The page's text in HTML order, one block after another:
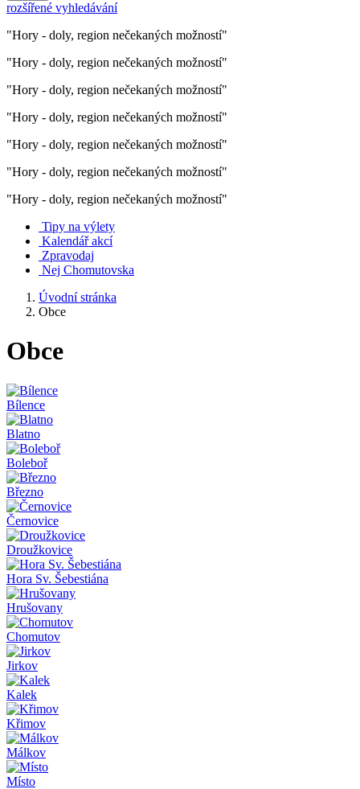
rozšířené vyhledávání
"Hory - doly, region nečekaných možností"
"Hory - doly, region nečekaných možností"
"Hory - doly, region nečekaných možností"
"Hory - doly, region nečekaných možností"
"Hory - doly, region nečekaných možností"
"Hory - doly, region nečekaných možností"
"Hory - doly, region nečekaných možností"
Tipy na výlety
Kalendář akcí
Zpravodaj
Nej Chomutovska
Úvodní stránka
Obce
Obce
Bílence
Blatno
Boleboř
Březno
Černovice
Droužkovice
Hora Sv. Šebestiána
Hrušovany
Chomutov
Jirkov
Kalek
Křimov
Málkov
Místo